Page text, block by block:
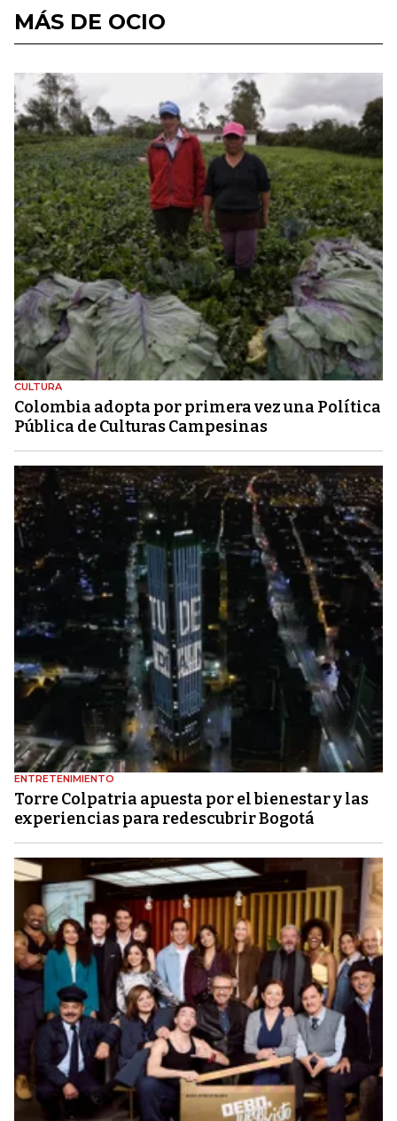
MÁS DE OCIO
CULTURA
Colombia adopta por primera vez una Política
Pública de Culturas Campesinas
ENTRETENIMIENTO
Torre Colpatria apuesta por el bienestar y las
experiencias para redescubrir Bogotá